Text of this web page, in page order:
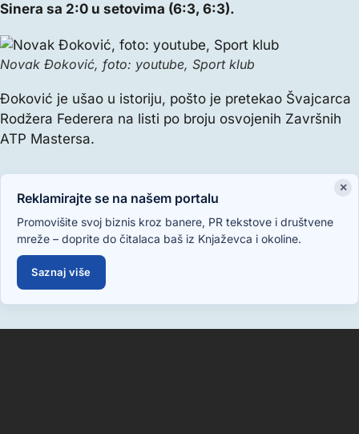
Sinera sa 2:0 u setovima (6:3, 6:3).
Novak Đoković, foto: youtube, Sport klub
Đoković je ušao u istoriju, pošto je pretekao Švajcarca
Rodžera Federera na listi po broju osvojenih Završnih
ATP Mastersa.
×
Reklamirajte se na našem portalu
Promovišite svoj biznis kroz banere, PR tekstove i društvene
mreže – doprite do čitalaca baš iz Knjaževca i okoline.
Saznaj više